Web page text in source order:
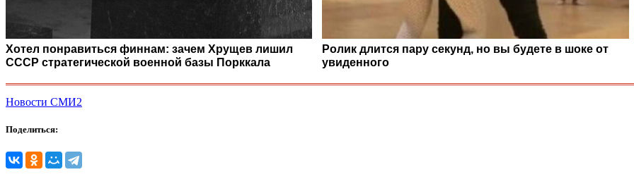
Хотел понравиться финнам: зачем Хрущев лишил
СССР стратегической военной базы Порккала
Ролик длится пару секунд, но вы будете в шоке от
увиденного
Новости СМИ2
Поделиться: